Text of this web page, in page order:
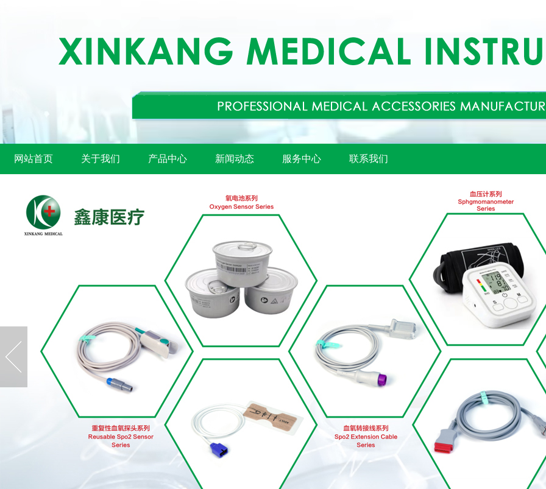
网站首页 关于我们 产品中心 新闻动态 服务中心 联系我们